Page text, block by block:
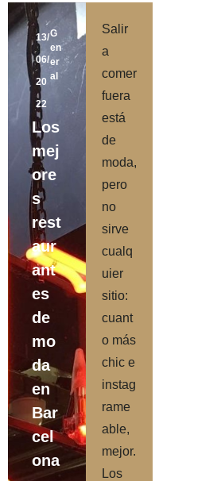
13/
06/
20
22
G
en
er
al
Los
mej
ore
s
rest
aur
ant
es
de
mo
da
en
Bar
cel
ona
Salir
a
comer
fuera
está
de
moda,
pero
no
sirve
cualq
uier
sitio:
cuant
o más
chic e
instag
rame
able,
mejor.
Los